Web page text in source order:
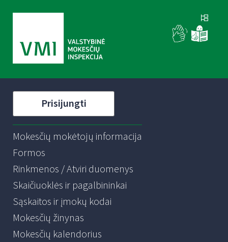
Prisijungti
Mokesčių mokėtojų informacija
Formos
Rinkmenos / Atviri duomenys
Skaičiuoklės ir pagalbininkai
Sąskaitos ir įmokų kodai
Mokesčių žinynas
Mokesčių kalendorius